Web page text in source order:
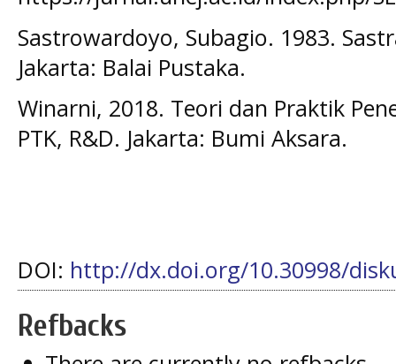
Sastrowardoyo, Subagio. 1983.
Jakarta: Balai Pustaka.
Winarni, 2018. Teori dan Praktik
PTK, R&D. Jakarta: Bumi Aksara.
DOI: http://dx.doi.org/10.30998/
Refbacks